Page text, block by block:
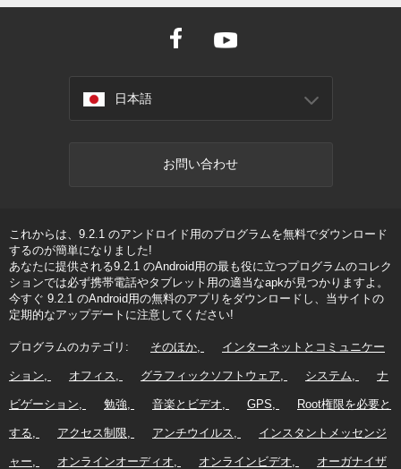
日本語
お問い合わせ
これからは、9.2.1 のアンドロイド用のプログラムを無料でダウンロード
するのが簡単になりました!
あなたに提供される9.2.1 のAndroid用の最も役に立つプログラムのコレク
ションでは必ず携帯電話やタブレット用の適当なapkが見つかりますよ。
今すぐ 9.2.1 のAndroid用の無料のアプリをダウンロードし、当サイトの
定期的なアップデートに注意してください!
プログラムのカテゴリ: そのほか インターネットとコミュニケー
ション オフィス グラフィックソフトウェア システム ナ
ビゲーション 勉強 音楽とビデオ GPS Root権限を必要と
する アクセス制限 アンチウイルス インスタントメッセンジ
ャー オンラインオーディオ オンラインビデオ オーガナイザ